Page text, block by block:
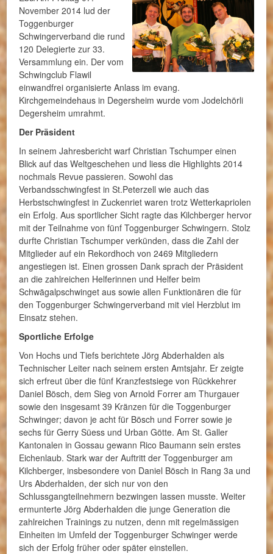
November 2014 lud der
Toggenburger
Schwingerverband die rund
120 Delegierte zur 33.
Versammlung ein. Der vom
Schwingclub Flawil
einwandfrei organisierte Anlass im evang.
Kirchgemeindehaus in Degersheim wurde vom Jodelchörli
Degersheim umrahmt.
Der Präsident
In seinem Jahresbericht warf Christian Tschumper einen
Blick auf das Weltgeschehen und liess die Highlights 2014
nochmals Revue passieren. Sowohl das
Verbandsschwingfest in St.Peterzell wie auch das
Herbstschwingfest in Zuckenriet waren trotz Wetterkapriolen
ein Erfolg. Aus sportlicher Sicht ragte das Kilchberger hervor
mit der Teilnahme von fünf Toggenburger Schwingern. Stolz
durfte Christian Tschumper verkünden, dass die Zahl der
Mitglieder auf ein Rekordhoch von 2469 Mitgliedern
angestiegen ist. Einen grossen Dank sprach der Präsident
an die zahlreichen Helferinnen und Helfer beim
Schwägalpschwinget aus sowie allen Funktionären die für
den Toggenburger Schwingerverband mit viel Herzblut im
Einsatz stehen.
Sportliche Erfolge
Von Hochs und Tiefs berichtete Jörg Abderhalden als
Technischer Leiter nach seinem ersten Amtsjahr. Er zeigte
sich erfreut über die fünf Kranzfestsiege von Rückkehrer
Daniel Bösch, dem Sieg von Arnold Forrer am Thurgauer
sowie den insgesamt 39 Kränzen für die Toggenburger
Schwinger; davon je acht für Bösch und Forrer sowie je
sechs für Gerry Süess und Urban Götte. Am St. Galler
Kantonalen in Gossau gewann Rico Baumann sein erstes
Eichenlaub. Stark war der Auftritt der Toggenburger am
Kilchberger, insbesondere von Daniel Bösch in Rang 3a und
Urs Abderhalden, der sich nur von den
Schlussgangteilnehmern bezwingen lassen musste. Weiter
ermunterte Jörg Abderhalden die junge Generation die
zahlreichen Trainings zu nutzen, denn mit regelmässigen
Einheiten im Umfeld der Toggenburger Schwinger werde
sich der Erfolg früher oder später einstellen.